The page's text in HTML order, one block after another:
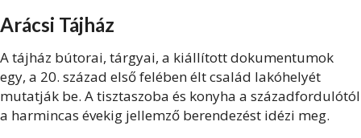
Arácsi Tájház
A tájház bútorai, tárgyai, a kiállított dokumentumok
egy, a 20. század első felében élt család lakóhelyét
mutatják be. A tisztaszoba és konyha a századfordulótól
a harmincas évekig jellemző berendezést idézi meg.